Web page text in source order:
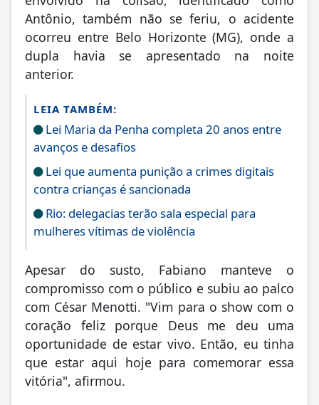
Antônio, também não se feriu, o acidente
ocorreu entre Belo Horizonte (MG), onde a
dupla havia se apresentado na noite
anterior.
LEIA TAMBÉM:
Lei Maria da Penha completa 20 anos entre
avanços e desafios
Lei que aumenta punição a crimes digitais
contra crianças é sancionada
Rio: delegacias terão sala especial para
mulheres vítimas de violência
Apesar do susto, Fabiano manteve o
compromisso com o público e subiu ao palco
com César Menotti. "Vim para o show com o
coração feliz porque Deus me deu uma
oportunidade de estar vivo. Então, eu tinha
que estar aqui hoje para comemorar essa
vitória", afirmou.